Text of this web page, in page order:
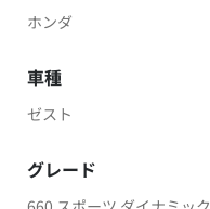
ホンダ
車種
ゼスト
グレード